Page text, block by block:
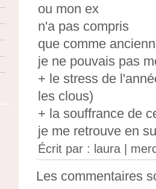
ou mon ex
n'a pas compris
que comme
je ne pouvais pas
+ le stress de
les clous)
+ la souffrance de
je me retrouve en
Écrit par : laura |
Les commentaires